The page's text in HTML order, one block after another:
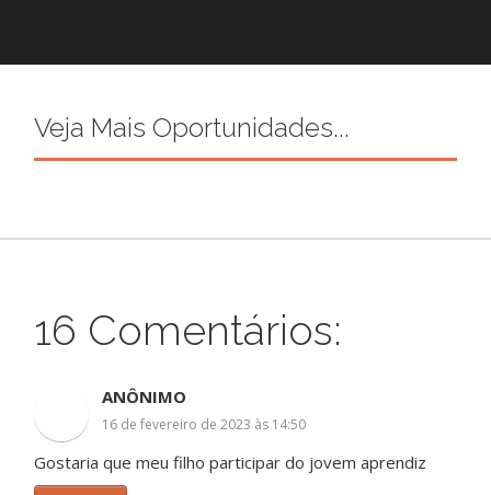
Veja Mais Oportunidades...
16 Comentários:
ANÔNIMO
16 de fevereiro de 2023 às 14:50
Gostaria que meu filho participar do jovem aprendiz